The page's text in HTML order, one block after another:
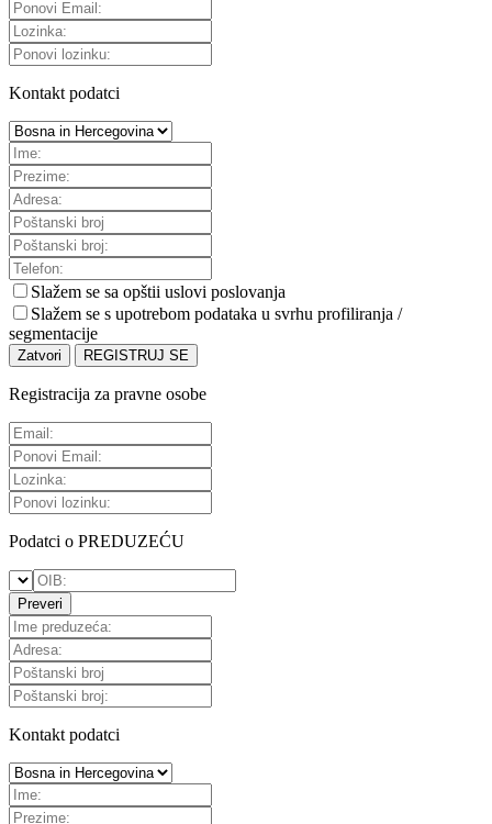
Kontakt podatci
Slažem se sa opštii uslovi poslovanja
Slažem se s upotrebom podataka u svrhu profiliranja /
segmentacije
Zatvori REGISTRUJ SE
Registracija za pravne osobe
Podatci o PREDUZEĆU
Preveri
Kontakt podatci